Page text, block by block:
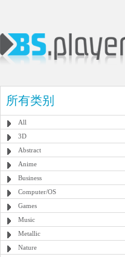
所有类别
All
3D
Abstract
Anime
Business
Computer/OS
Games
Music
Metallic
Nature